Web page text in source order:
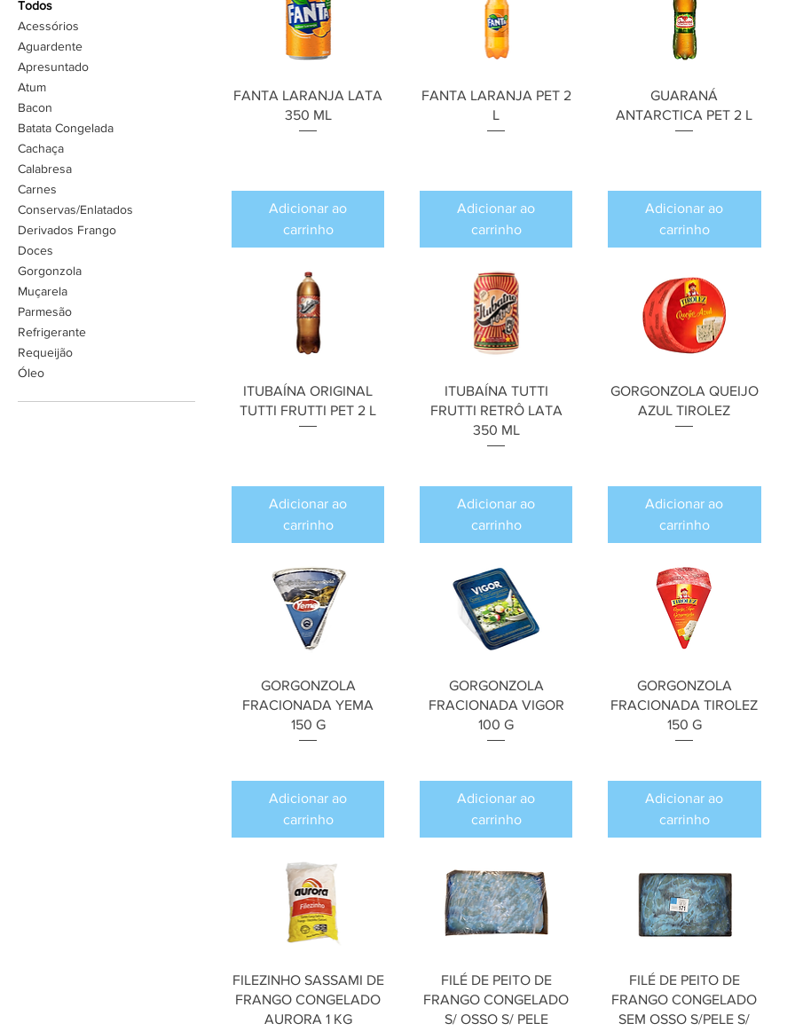
Todos
Acessórios
Aguardente
Apresuntado
Atum
Bacon
Batata Congelada
Cachaça
Calabresa
Carnes
Conservas/Enlatados
Derivados Frango
Doces
Gorgonzola
Muçarela
Parmesão
Refrigerante
Requeijão
Óleo
FANTA LARANJA LATA
350 ML
Adicionar ao
carrinho
FANTA LARANJA PET 2
L
Adicionar ao
carrinho
GUARANÁ
ANTARCTICA PET 2 L
Adicionar ao
carrinho
ITUBAÍNA ORIGINAL
TUTTI FRUTTI PET 2 L
Adicionar ao
carrinho
ITUBAÍNA TUTTI
FRUTTI RETRÔ LATA
350 ML
Adicionar ao
carrinho
GORGONZOLA QUEIJO
AZUL TIROLEZ
Adicionar ao
carrinho
GORGONZOLA
FRACIONADA YEMA
150 G
Adicionar ao
carrinho
GORGONZOLA
FRACIONADA VIGOR
100 G
Adicionar ao
carrinho
GORGONZOLA
FRACIONADA TIROLEZ
150 G
Adicionar ao
carrinho
FILEZINHO SASSAMI DE
FRANGO CONGELADO
AURORA 1 KG
FILÉ DE PEITO DE
FRANGO CONGELADO
S/ OSSO S/ PELE
FILÉ DE PEITO DE
FRANGO CONGELADO
SEM OSSO S/PELE S/